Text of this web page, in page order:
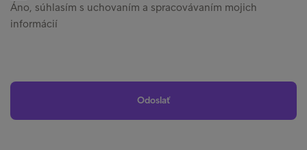
Áno, súhlasím s uchovaním a spracovávaním mojich
informácií